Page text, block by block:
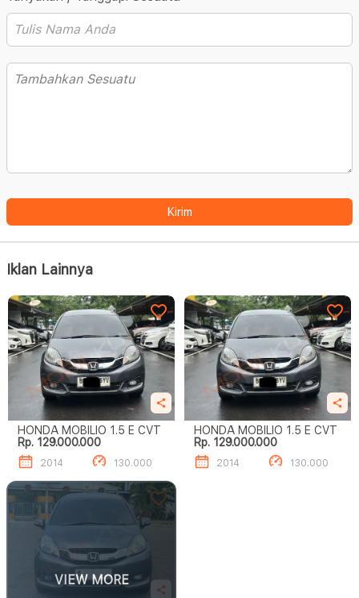
Kirim
Iklan Lainnya
HONDA MOBILIO 1.5 E CVT
Rp. 129.000.000
2014 130.000
HONDA MOBILIO 1.5 E CVT
Rp. 129.000.000
2014 130.000
VIEW MORE